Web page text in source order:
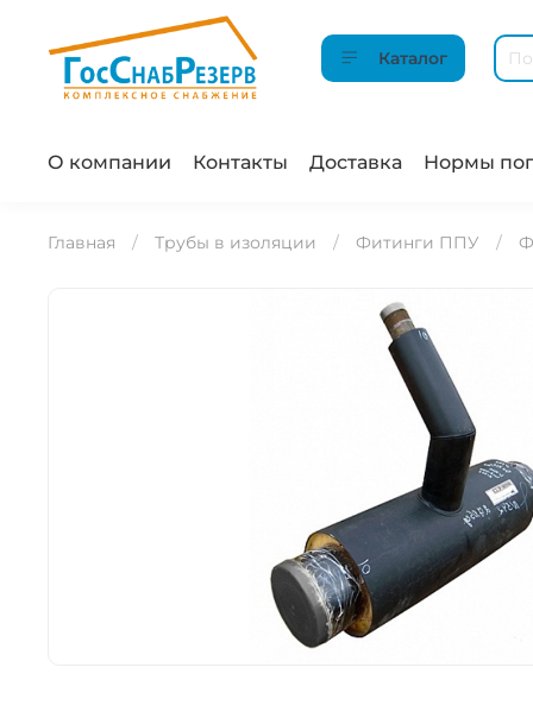
Каталог
О компании Контакты Доставка Нормы
Главная Трубы в изоляции Фитинги ППУ